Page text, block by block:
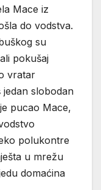
Mace iz
do vodstva.
su
pokušaj
vratar
slobodan
pucao Mace,
polukontre
u mrežu
domaćina